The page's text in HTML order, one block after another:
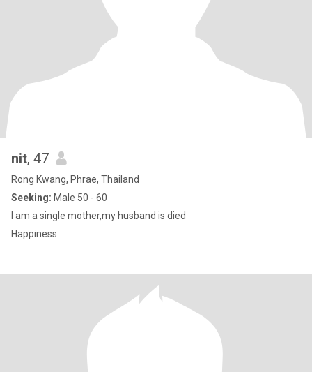
nit, 47
Rong Kwang, Phrae, Thailand
Seeking: Male 50 - 60
I am a single mother,my husband is died
Happiness